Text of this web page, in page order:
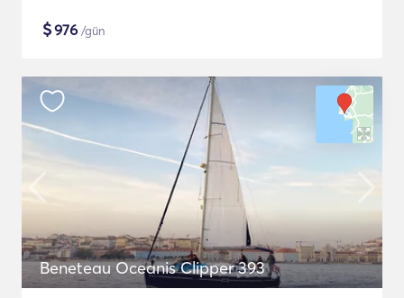
$976 /gün
Beneteau Oceanis Clipper 393